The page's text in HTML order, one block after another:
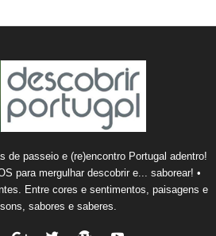
de passeio e (re)encontro Portugal adentro!
para mergulhar descobrir e... saborear! •
Entre cores e sentimentos, paisagens e
sabores e saberes.